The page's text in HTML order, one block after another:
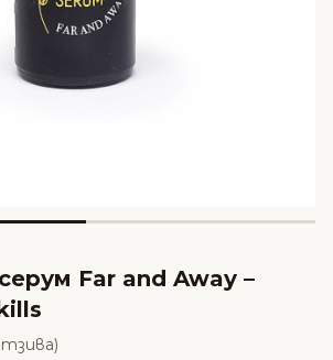
Far and Away –